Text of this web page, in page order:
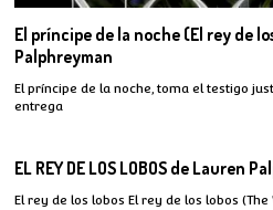
El príncipe de la noche (El rey de
Palphreyman
El príncipe de la noche, toma el testigo
entrega
EL REY DE LOS LOBOS de Lauren
El rey de los lobos El rey de los lobos